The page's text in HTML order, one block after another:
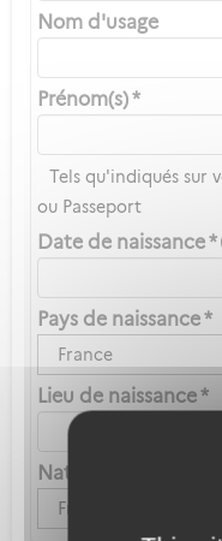
Nom d'usage
Prénom(s) *
Tels qu'indiqués
ou Passeport
Date de naissance *
Pays de naissance *
France
Lieu de naissance *
Nationalité *
Française